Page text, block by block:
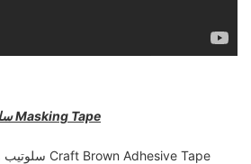
سلوتيب دوكو انشائي وحراري Masking Tape
سلوتيب ورقي بني كرافت حراراري Craft Brown Adhesive Tape